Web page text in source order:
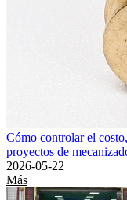
Cómo controlar el
proyectos de
2026-05-22
Más